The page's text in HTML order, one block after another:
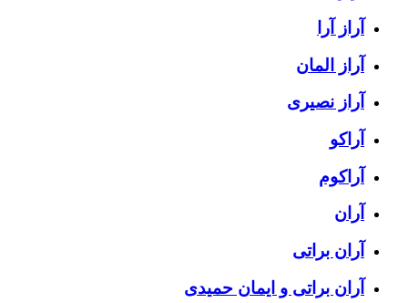
آراز آرا
آراز المان
آراز نصیری
آراکو
آراکوم
آران
آران براتی
آران براتی و ایمان حمیدی